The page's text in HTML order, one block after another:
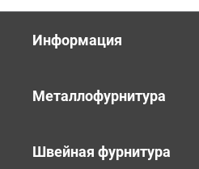
Информация
Металлофурнитура
Швейная фурнитура